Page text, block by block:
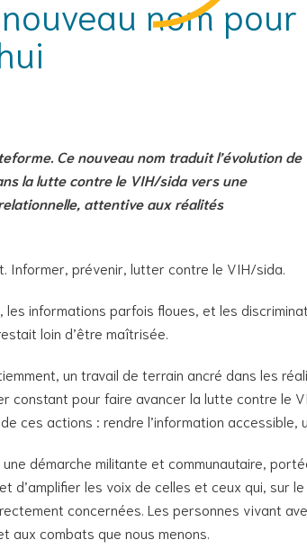
nom
Ce nouveau nom traduit l’évolution de
la lutte contre le VIH/sida vers une
attentive aux réalités
Informer, prévenir, lutter contre le VIH/sida.
informations parfois floues, et les
loin d’être maîtrisée.
un travail de terrain ancré dans les
constant pour faire avancer la lutte contre le
ces actions : rendre l’information
démarche militante et communautaire,
d’amplifier les voix de celles et ceux qui,
concernées. Les personnes vivant
aux combats que nous menons.